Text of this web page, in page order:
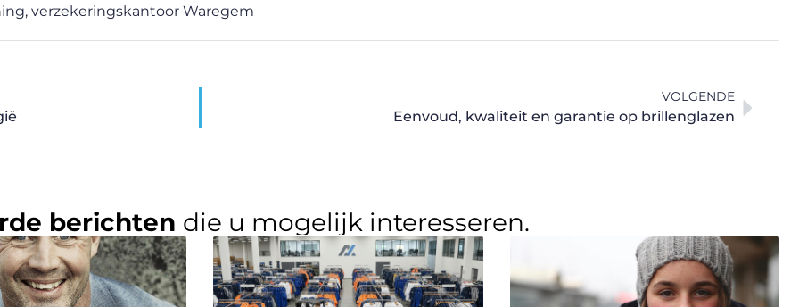
, verzekeringskantoor Waregem
VOLGENDE
Eenvoud, kwaliteit en garantie op brillenglazen
berichten die u mogelijk interesseren.